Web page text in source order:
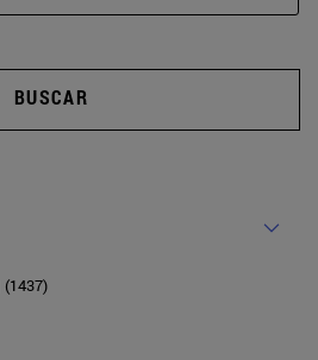
BUSCAR
(1437)